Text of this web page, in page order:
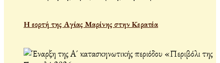
Η εορτή της Αγίας Μαρίνης στην Κερατέα